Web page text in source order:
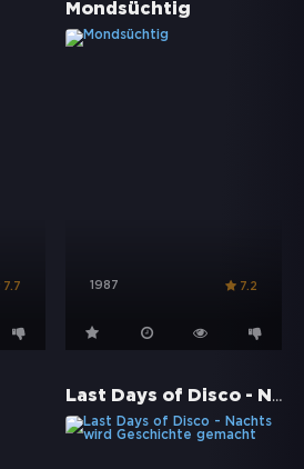
7.7
Mondsüchtig
1987 7.2
Last Days of Disco - Nachts wird Geschichte gemacht